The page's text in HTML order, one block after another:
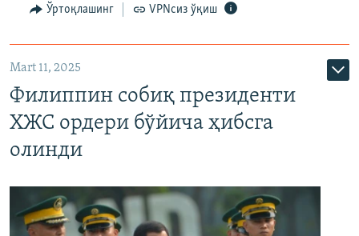
Ўртоқлашинг VPNсиз ўқиш
Mart 11, 2025
Филиппин собиқ президенти
ХЖС ордери бўйича ҳибсга
олинди